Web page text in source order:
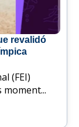
revalidó
(FEI)